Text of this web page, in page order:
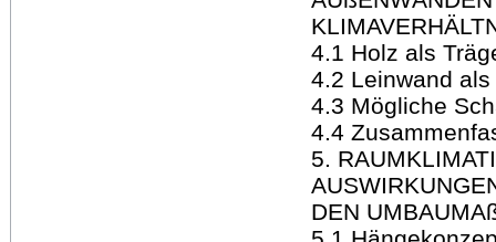
4.1 Holz als
4.2 Leinwand
4.3 Mögliche
4.4
5.
DEN